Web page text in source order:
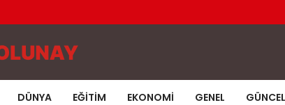
DÜNYA EĞITIM EKONOMI GENEL GÜNCEL